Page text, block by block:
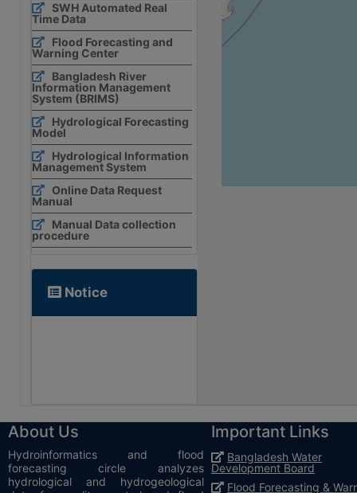
SWH Automated Real
Time Data
Flood Forecasting and
Warning Center
Bangladesh River
Information Management
System (BRIMS)
Hydrological Forecasting
Model
Hydrological Information
Management System
Online Data Request
Manual
Manual Data collection
procedure
Notice
About Us
Hydroinformatics and flood
forecasting circle analyzes
hydrological and hydrogeological
Important Links
Bangladesh Water
Development Board
Flood Forecasting &